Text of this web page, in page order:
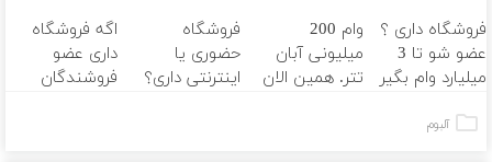
دیجیتال
فروشگاهت رو
ثبت کن
ثبت کن »
فروشگاه داری ؟
عضو شو تا 3
میلیارد وام بگیر
وام 200
میلیونی آبان
تتر. همین الان
فروشگاه
حضوری یا
اینترنتی داری؟
اگه فروشگاه
داری عضو
فروشندگان
آلبوم